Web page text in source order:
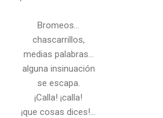
Bromeos…
chascarrillos,
medias palabras…
alguna insinuación
se escapa.
¡Calla! ¡calla!
¡que cosas dices!...